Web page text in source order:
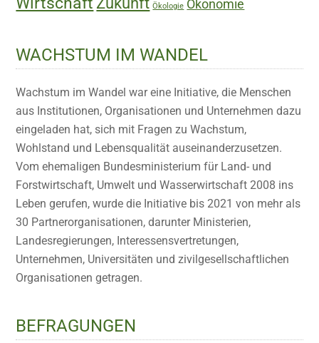
Ökologie Ökonomie
WACHSTUM IM WANDEL
Wachstum im Wandel war eine Initiative, die Menschen
aus Institutionen, Organisationen und Unternehmen dazu
eingeladen hat, sich mit Fragen zu Wachstum,
Wohlstand und Lebensqualität auseinanderzusetzen.
Vom ehemaligen Bundesministerium für Land- und
Forstwirtschaft, Umwelt und Wasserwirtschaft 2008 ins
Leben gerufen, wurde die Initiative bis 2021 von mehr als
30 Partnerorganisationen, darunter Ministerien,
Landesregierungen, Interessensvertretungen,
Unternehmen, Universitäten und zivilgesellschaftlichen
Organisationen getragen.
BEFRAGUNGEN